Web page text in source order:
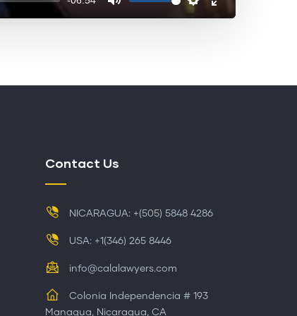
Contact Us
NICARAGUA: +(505) 5848 4286
USA: +1(346) 265 8446
info@calalawyers.com
Colonia Independencia # 193
Managua, Nicaragua, CA